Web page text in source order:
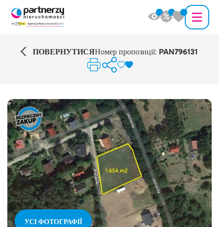
ПОВЕРНУТИСЯНомер пропозиції: PAN796131
УСІ ФОТОГРАФІЇ